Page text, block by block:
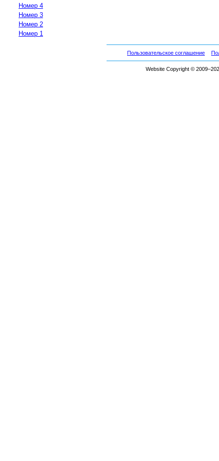
Номер 4
Номер 3
Номер 2
Номер 1
Пользовательское соглашение
Website Copyright ©